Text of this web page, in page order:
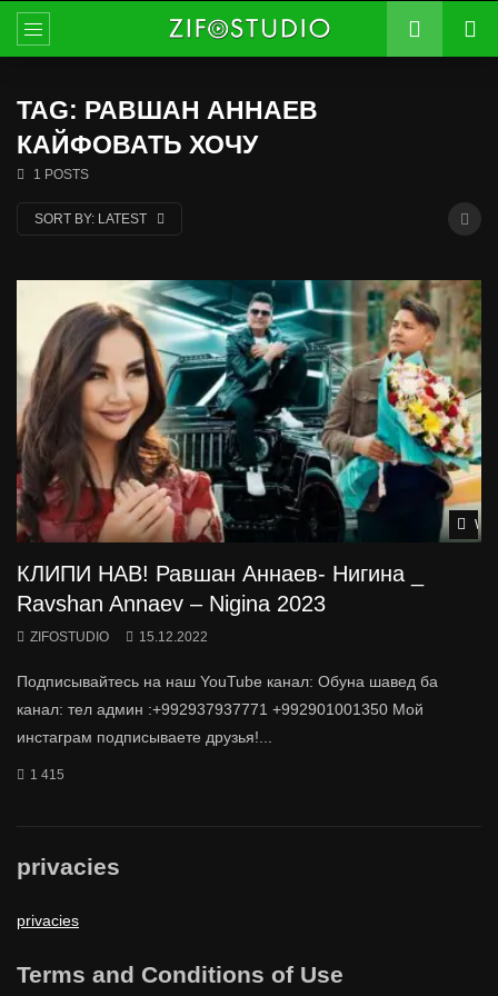
TAG: РАВШАН АННАЕВ
КАЙФОВАТЬ ХОЧУ
1 POSTS
SORT BY: LATEST
КЛИПИ НАВ! Равшан Аннаев- Нигина _
Ravshan Annaev – Nigina 2023
ZIFOSTUDIO 15.12.2022
Подписывайтесь на наш YouTube канал: Обуна шавед ба
канал: тел админ :+992937937771 +992901001350 Мой
инстаграм подписываете друзья!...
1 415
privacies
privacies
Terms and Conditions of Use